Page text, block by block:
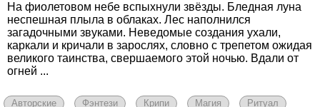
На фиолетовом небе вспыхнули звёзды. Бледная луна
неспешная плыла в облаках. Лес наполнился
загадочными звуками. Неведомые создания ухали,
каркали и кричали в зарослях, словно с трепетом ожидая
великого таинства, свершаемого этой ночью. Вдали от
огней ...
Авторские Фэнтези Крипи Магия Ритуал